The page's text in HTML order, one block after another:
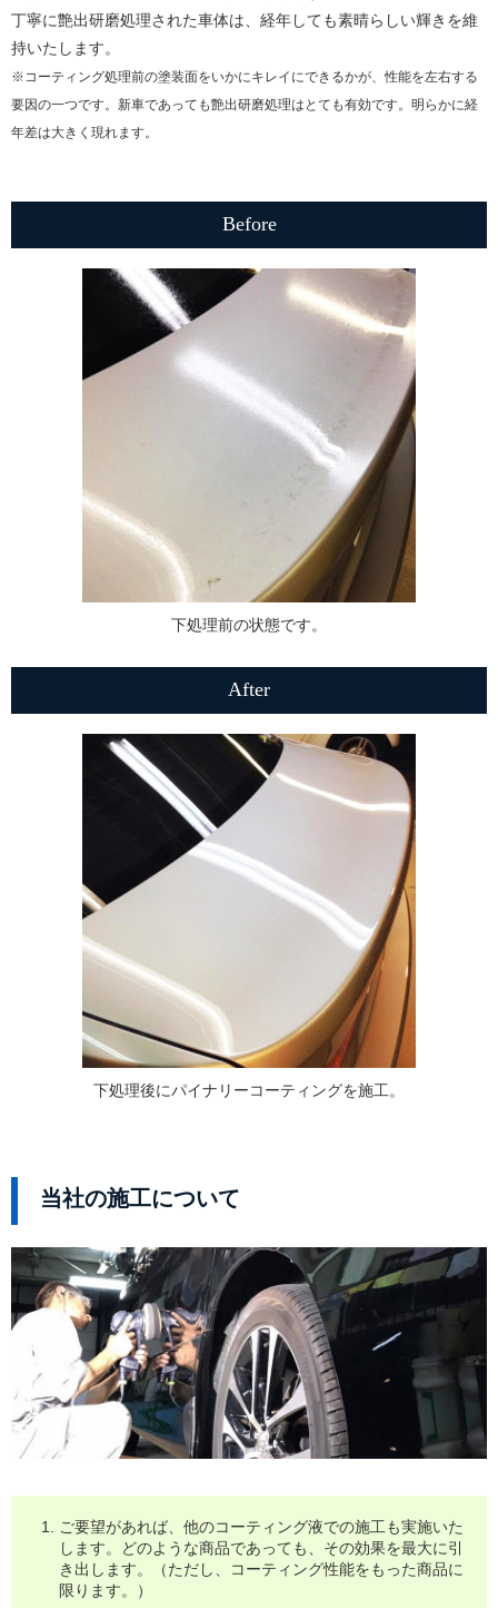
丁寧に艶出研磨処理された車体は、経年しても素晴らしい輝きを維
持いたします。
※コーティング処理前の塗装面をいかにキレイにできるかが、性能を左右する
要因の一つです。新車であっても艶出研磨処理はとても有効です。明らかに経
年差は大きく現れます。
Before
下処理前の状態です。
After
下処理後にパイナリーコーティングを施工。
当社の施工について
ご要望があれば、他のコーティング液での施工も実施いた
します。
どのような商品であっても、その効果を最大に引
き出します。
（ただし、コーティング性能をもった商品に
限ります。）